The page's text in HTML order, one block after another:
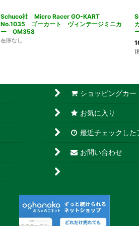
Schuco社 Micro Racer GO-KART
No.1035 ゴーカート ヴィンテージミニカ
ー OM358
在庫なし
(
ショッピングカー
お気に入り
最近チェックした
お問い合わせ